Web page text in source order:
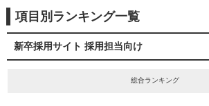
項目別ランキング一覧
新卒採用サイト 採用担当向け
総合ランキング